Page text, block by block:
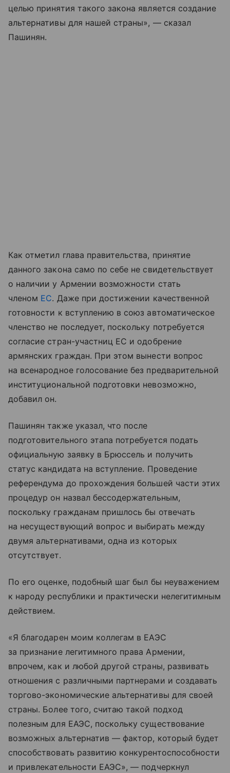
целью принятия такого закона является создание
альтернативы для нашей страны», — сказал
Пашинян.
Как отметил глава правительства, принятие
данного закона само по себе не свидетельствует
о наличии у Армении возможности стать
членом ЕС. Даже при достижении качественной
готовности к вступлению в союз автоматическое
членство не последует, поскольку потребуется
согласие стран-участниц ЕС и одобрение
армянских граждан. При этом вынести вопрос
на всенародное голосование без предварительной
институциональной подготовки невозможно,
добавил он.
Пашинян также указал, что после
подготовительного этапа потребуется подать
официальную заявку в Брюссель и получить
статус кандидата на вступление. Проведение
референдума до прохождения большей части этих
процедур он назвал бессодержательным,
поскольку гражданам пришлось бы отвечать
на несуществующий вопрос и выбирать между
двумя альтернативами, одна из которых
отсутствует.
По его оценке, подобный шаг был бы неуважением
к народу республики и практически нелегитимным
действием.
«Я благодарен моим коллегам в ЕАЭС
за признание легитимного права Армении,
впрочем, как и любой другой страны, развивать
отношения с различными партнерами и создавать
торгово-экономические альтернативы для своей
страны. Более того, считаю такой подход
полезным для ЕАЭС, поскольку существование
возможных альтернатив — фактор, который будет
способствовать развитию конкурентоспособности
и привлекательности ЕАЭС», — подчеркнул